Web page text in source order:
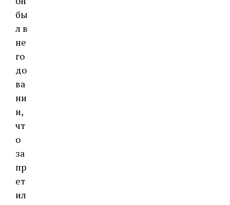
бы
л в
не
го
до
ва
ни
и,
чт
о
за
пр
ет
ил